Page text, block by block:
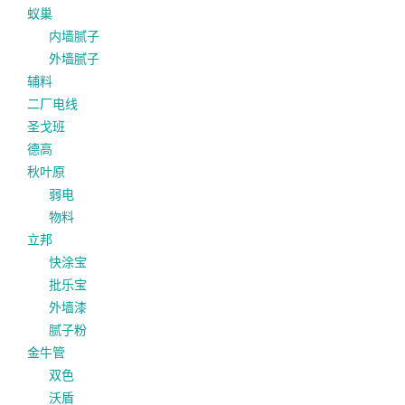
蚁巢
内墙腻子
外墙腻子
辅料
二厂电线
圣戈班
德高
秋叶原
弱电
物料
立邦
快涂宝
批乐宝
外墙漆
腻子粉
金牛管
双色
沃盾